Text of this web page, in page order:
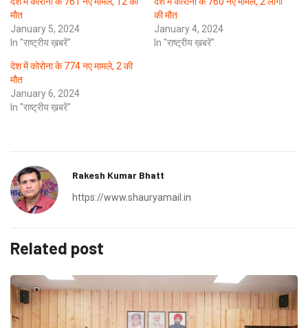
मौत
January 5, 2024
In "राष्ट्रीय ख़बरें"
की मौत
January 4, 2024
In "राष्ट्रीय ख़बरें"
देश में कोरोना के 774 नए मामले, 2 की
मौत
January 6, 2024
In "राष्ट्रीय ख़बरें"
Rakesh Kumar Bhatt
https://www.shauryamail.in
Related post